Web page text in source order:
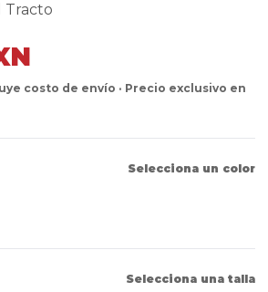
Tracto
costo de envío · Precio exclusivo en
Selecciona un color
Selecciona una talla